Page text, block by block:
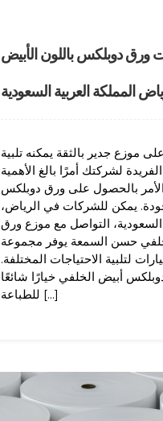
ورق دوبلكس باللون الأبيض
المملكة العربية السعودية
موزع جدير بالثقة يمكنه تلبية
لشركتك أمرًا بالغ الأهمية
الأمر بالحصول على ورق دوبلكس
يمكن للشركات في الرياض،
السعودية، التواصل مع موزع ورق
حسن السمعة يوفر مجموعة
لتلبية الاحتياجات المختلفة.
أبيض الخلفي خيارًا شائعًا
للطباعة [...]